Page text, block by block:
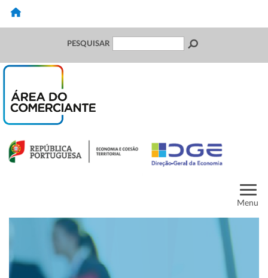
PESQUISAR
Menu